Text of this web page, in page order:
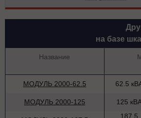
на базе
Название
МОДУЛЬ 2000-62.5 62.5
МОДУЛЬ 2000-125 125
187.5